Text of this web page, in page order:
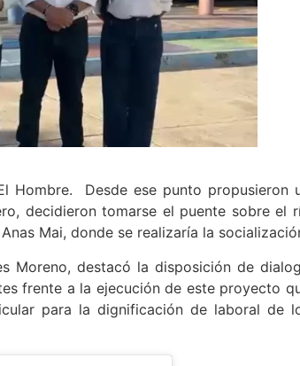
Hombre. Desde ese punto propusieron
decidieron tomarse el puente sobre el
Mai, donde se realizaría la
Moreno, destacó la disposición de
frente a la ejecución de este proyecto
para la dignificación de laboral de